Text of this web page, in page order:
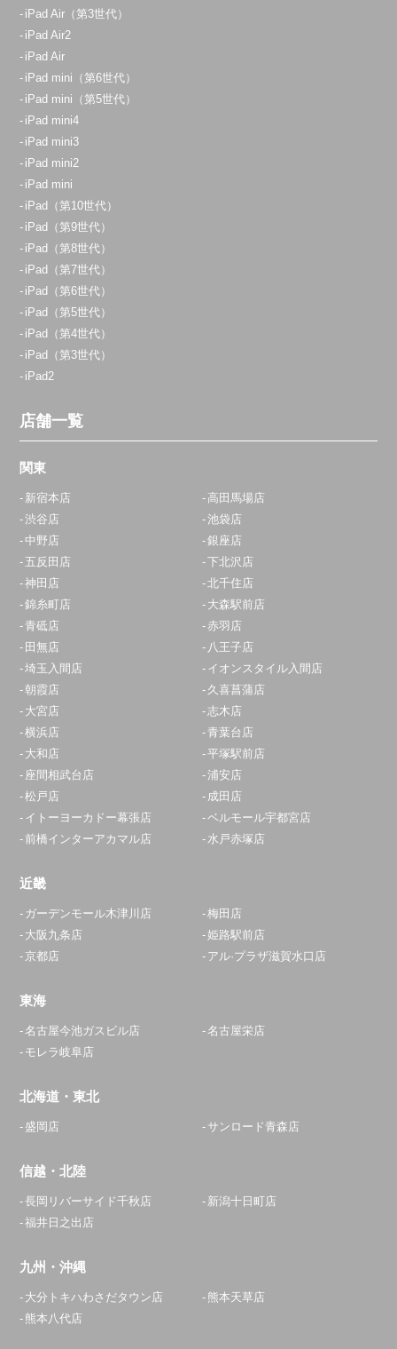
iPad Air（第3世代）
iPad Air2
iPad Air
iPad mini（第6世代）
iPad mini（第5世代）
iPad mini4
iPad mini3
iPad mini2
iPad mini
iPad（第10世代）
iPad（第9世代）
iPad（第8世代）
iPad（第7世代）
iPad（第6世代）
iPad（第5世代）
iPad（第4世代）
iPad（第3世代）
iPad2
店舗一覧
関東
新宿本店
高田馬場店
渋谷店
池袋店
中野店
銀座店
五反田店
下北沢店
神田店
北千住店
錦糸町店
大森駅前店
青砥店
赤羽店
田無店
八王子店
埼玉入間店
イオンスタイル入間店
朝霞店
久喜菖蒲店
大宮店
志木店
横浜店
青葉台店
大和店
平塚駅前店
座間相武台店
浦安店
松戸店
成田店
イトーヨーカドー幕張店
ベルモール宇都宮店
前橋インターアカマル店
水戸赤塚店
近畿
ガーデンモール木津川店
梅田店
大阪九条店
姫路駅前店
京都店
アル·プラザ滋賀水口店
東海
名古屋今池ガスビル店
名古屋栄店
モレラ岐阜店
北海道・東北
盛岡店 サンロード青森店
信越・北陸
長岡リバーサイド千秋店
新潟十日町店
福井日之出店
九州・沖縄
大分トキハわさだタウン店
熊本天草店
熊本八代店